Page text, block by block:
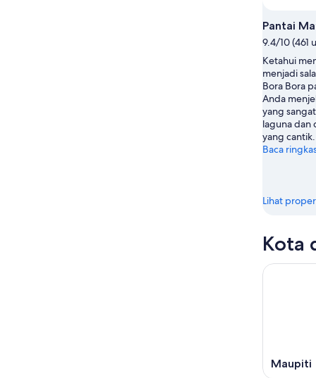
16
Agu
Pantai
9.4/10 (461
Ketahui
menjadi
Bora Bora
Anda
yang
laguna dan
yang cantik.
Baca
Lihat
Kota
Maupiti